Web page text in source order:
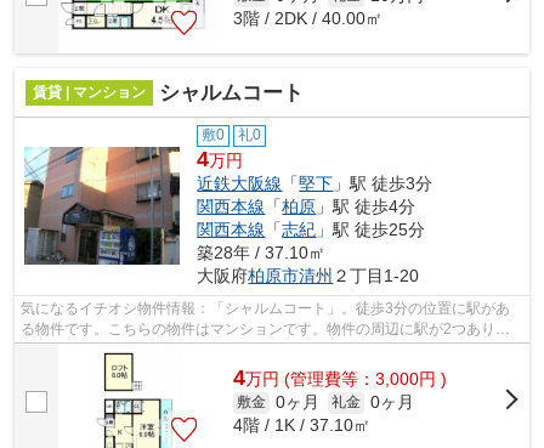
3階 / 2DK / 40.00㎡
賃貸 | マンション シャルムコート
敷0 礼0
4万円
近鉄大阪線 「堅下 」駅 徒歩3分
関西本線 「柏原 」駅 徒歩4分
関西本線 「志紀 」駅 徒歩25分
築28年 / 37.10㎡
大阪府柏原市清州 ２丁目1-20
気になるイチオシ物件情報：「シャルムコート」。徒歩3分の位置に駅があ
る物件です。こちらの物件はマンションです。物件の周辺に駅が2つあり、
よく電車を利用する方にピッタリです。...
4万円 (管理費等：3,000円 )
敷金 0ヶ月 礼金 0ヶ月
4階 / 1K / 37.10㎡